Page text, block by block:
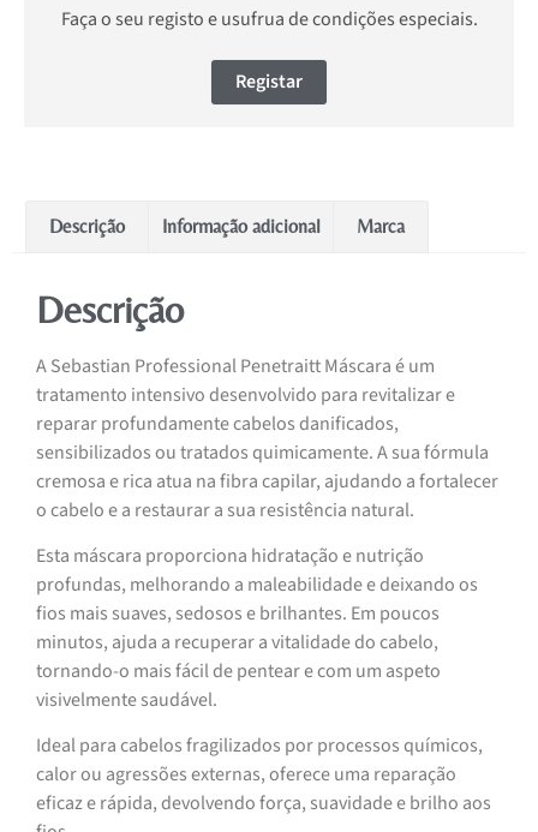
Faça o seu registo e usufrua de condições especiais.
Registar
Descrição Informação adicional Marca
Descrição
A Sebastian Professional Penetraitt Máscara é um
tratamento intensivo desenvolvido para revitalizar e
reparar profundamente cabelos danificados,
sensibilizados ou tratados quimicamente. A sua fórmula
cremosa e rica atua na fibra capilar, ajudando a fortalecer
o cabelo e a restaurar a sua resistência natural.
Esta máscara proporciona hidratação e nutrição
profundas, melhorando a maleabilidade e deixando os
fios mais suaves, sedosos e brilhantes. Em poucos
minutos, ajuda a recuperar a vitalidade do cabelo,
tornando-o mais fácil de pentear e com um aspeto
visivelmente saudável.
Ideal para cabelos fragilizados por processos químicos,
calor ou agressões externas, oferece uma reparação
eficaz e rápida, devolvendo força, suavidade e brilho aos